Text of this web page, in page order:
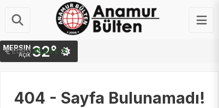
EURO 55.25 ₺
STERLIN 64.48 ₺
MERSIN
Açık 32°
404 - Sayfa Bulunamadı!